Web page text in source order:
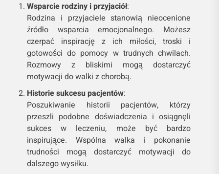
Wsparcie rodziny i przyjaciół:
Rodzina i przyjaciele stanowią nieocenione
źródło wsparcia emocjonalnego. Możesz
czerpać inspirację z ich miłości, troski i
gotowości do pomocy w trudnych chwilach.
Rozmowy z bliskimi mogą dostarczyć
motywacji do walki z chorobą.
Historie sukcesu pacjentów:
Poszukiwanie historii pacjentów, którzy
przeszli podobne doświadczenia i osiągnęli
sukces w leczeniu, może być bardzo
inspirujące. Wspólna walka i pokonanie
trudności mogą dostarczyć motywacji do
dalszego wysiłku.